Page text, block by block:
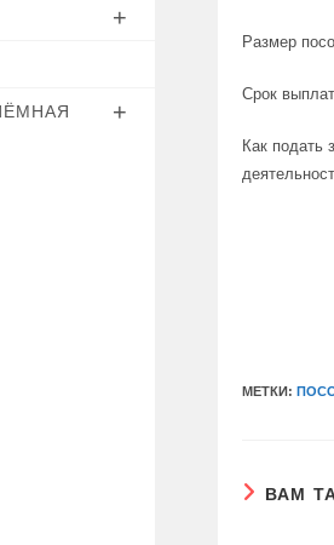
Размер
Срок
Как подать
МЕТКИ:
ВАМ